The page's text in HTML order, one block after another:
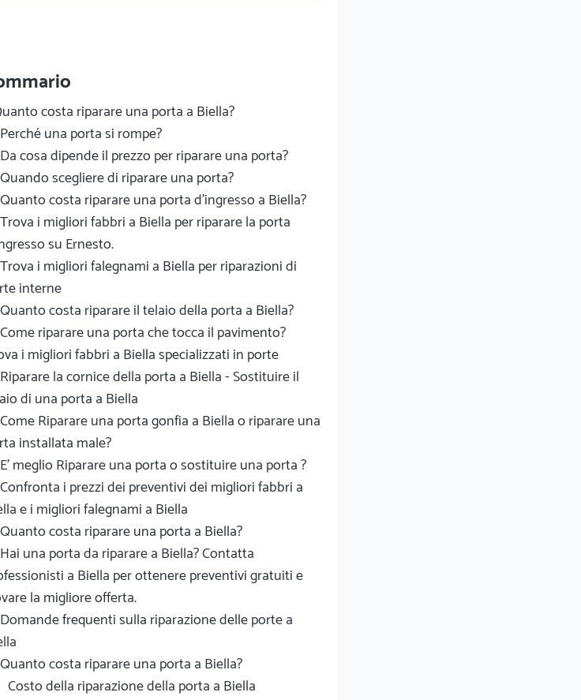
costa riparare una porta a Biella?
Perché una porta si rompe?
Da cosa dipende il prezzo per riparare una porta?
Quando scegliere di riparare una porta?
Quanto costa riparare una porta d'ingresso a Biella?
Trova i migliori fabbri a Biella per riparare la porta
su Ernesto.
Trova i migliori falegnami a Biella per riparazioni di
interne
Quanto costa riparare il telaio della porta a Biella?
Come riparare una porta che tocca il pavimento?
i migliori fabbri a Biella specializzati in porte
Riparare la cornice della porta a Biella - Sostituire il
di una porta a Biella
Come Riparare una porta gonfia a Biella o riparare una
installata male?
E' meglio Riparare una porta o sostituire una porta ?
Confronta i prezzi dei preventivi dei migliori fabbri a
e i migliori falegnami a Biella
Quanto costa riparare una porta a Biella?
Hai una porta da riparare a Biella? Contatta
a Biella per ottenere preventivi gratuiti e
la migliore offerta.
Domande frequenti sulla riparazione delle porte a
Quanto costa riparare una porta a Biella?
Costo della riparazione della porta a Biella